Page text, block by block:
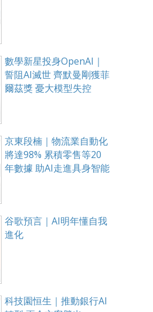
數學新星投身OpenAI｜
誓阻AI滅世 齊默曼剛獲菲
爾茲獎 憂大模型失控
京東段楠｜物流業自動化
將達98% 累積零售等20
年數據 助AI走進具身智能
谷歌預言｜AI明年懂自我
進化
科技園恒生｜推動銀行AI